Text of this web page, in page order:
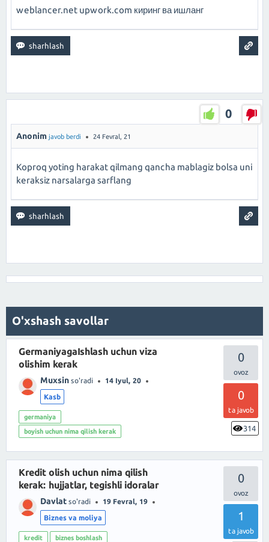
weblancer.net upwork.com киринг ва ишланг
0
Anonim javob berdi 24 Fevral, 21
Koproq yoting harakat qilmang qancha mablagiz bolsa uni
keraksiz narsalarga sarflang
O'xshash savollar
0
0
ta javob
314
GermaniyagaIshlash uchun viza
olishim kerak
Muxsin so'radi 14 Iyul, 20
Kasb
germaniya
boyish uchun nima qilish kerak
0
1
ta javob
Kredit olish uchun nima qilish
kerak: hujjatlar, tegishli idoralar
Davlat so'radi 19 Fevral, 19
Biznes va moliya
kredit biznes boshlash